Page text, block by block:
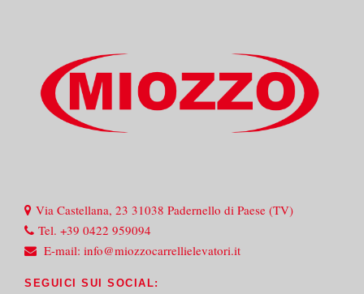
Via Castellana, 23 31038 Padernello di Paese (TV)
Tel. +39 0422 959094
E-mail: info@miozzocarrellielevatori.it
SEGUICI SUI SOCIAL: